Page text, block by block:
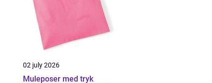
02 july 2026
Muleposer med tryk